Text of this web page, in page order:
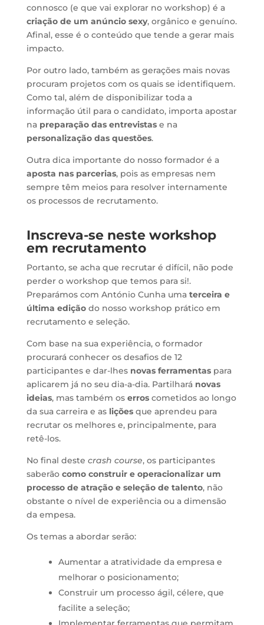
connosco (e que vai explorar no workshop) é a
criação de um anúncio sexy, orgânico e genuíno.
Afinal, esse é o conteúdo que tende a gerar mais
impacto.
Por outro lado, também as gerações mais novas
procuram projetos com os quais se identifiquem.
Como tal, além de disponibilizar toda a
informação útil para o candidato, importa apostar
na preparação das entrevistase na
personalização das questões.
Outra dica importante do nosso formador é a
aposta nas parcerias, pois as empresas nem
sempre têm meios para resolver internamente
os processos de recrutamento.
Inscreva-se neste workshop
em recrutamento
Portanto, se acha que recrutar é difícil, não pode
perder o workshop que temos para si!.
Preparámos com António Cunha uma terceira e
última ediçãodo nosso workshop prático em
recrutamento e seleção.
Com base na sua experiência, o formador
procurará conhecer os desafios de 12
participantes e dar-lhes novas ferramentaspara
aplicarem já no seu dia-a-dia. Partilhará novas
ideias, mas também os erroscometidos ao longo
da sua carreira e as liçõesque aprendeu para
recrutar os melhores e, principalmente, para
retê-los.
No final deste crash course, os participantes
saberão como construir e operacionalizar um
processo de atração e seleção de talento, não
obstante o nível de experiência ou a dimensão
da empesa.
Os temas a abordar serão:
Aumentar a atratividade da empresa e
melhorar o posicionamento;
Construir um processo ágil, célere, que
facilite a seleção;